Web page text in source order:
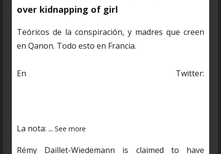
over kidnapping of girl
Teóricos de la conspiración, y madres que creen
en Qanon. Todo esto en Francia.
En Twitter:
La nota: ... See more
Rémy Daillet-Wiedemann is claimed to have